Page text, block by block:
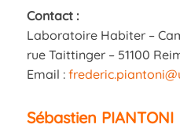
Contact :
Laboratoire Habiter –
rue Taittinger – 51100
Email :
Sébastien PIANTONI